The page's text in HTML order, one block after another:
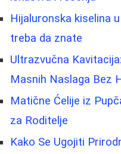
Hijaluronska kiselina
treba da znate
Ultrazvučna
Masnih Naslaga Bez
Matične Ćelije iz
za Roditelje
Kako Se Ugojiti